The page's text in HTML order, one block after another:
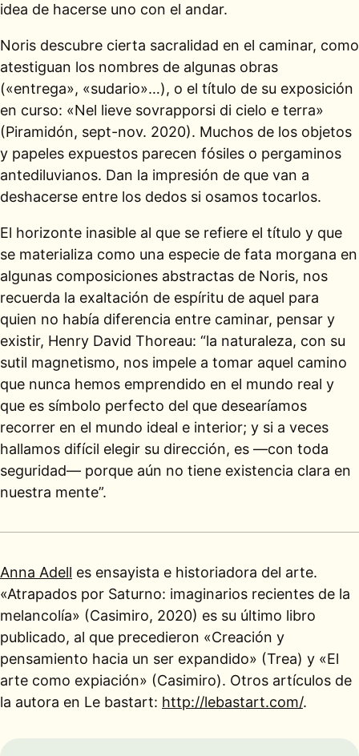
idea de hacerse uno con el andar.
Noris descubre cierta sacralidad en el caminar, como
atestiguan los nombres de algunas obras
(«entrega», «sudario»…), o el título de su exposición
en curso: «Nel lieve sovrapporsi di cielo e terra»
(Piramidón, sept-nov. 2020). Muchos de los objetos
y papeles expuestos parecen fósiles o pergaminos
antediluvianos. Dan la impresión de que van a
deshacerse entre los dedos si osamos tocarlos.
El horizonte inasible al que se refiere el título y que
se materializa como una especie de fata morgana en
algunas composiciones abstractas de Noris, nos
recuerda la exaltación de espíritu de aquel para
quien no había diferencia entre caminar, pensar y
existir, Henry David Thoreau: “la naturaleza, con su
sutil magnetismo, nos impele a tomar aquel camino
que nunca hemos emprendido en el mundo real y
que es símbolo perfecto del que desearíamos
recorrer en el mundo ideal e interior; y si a veces
hallamos difícil elegir su dirección, es —con toda
seguridad— porque aún no tiene existencia clara en
nuestra mente”.
Anna Adell es ensayista e historiadora del arte.
«Atrapados por Saturno: imaginarios recientes de la
melancolía» (Casimiro, 2020) es su último libro
publicado, al que precedieron «Creación y
pensamiento hacia un ser expandido» (Trea) y «El
arte como expiación» (Casimiro). Otros artículos de
la autora en Le bastart: http://lebastart.com/.